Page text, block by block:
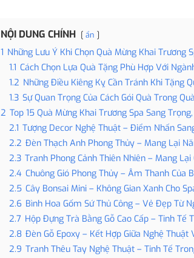
NỘI DUNG CHÍNH ẩn
1 Những Lưu Ý Khi Chọn Quà Mừng Khai Trương
1.1 Cách Chọn Lựa Quà Tặng Phù Hợp Với
1.2 Những Điều Kiêng Kỵ Cần Tránh Khi Tặng
1.3 Sự Quan Trọng Của Cách Gói Quà Trong
2 Top 15 Quà Mừng Khai Trương Spa Sang
2.1 Tượng Decor Nghệ Thuật – Điểm Nhấn
2.2 Đèn Thạch Anh Phong Thủy – Mang Lại
2.3 Tranh Phong Cảnh Thiên Nhiên – Mang Lại
2.4 Chuông Gió Phong Thủy – Âm Thanh Của
2.5 Cây Bonsai Mini – Không Gian Xanh Cho
2.6 Bình Hoa Gốm Sứ Thủ Công – Vẻ Đẹp Từ
2.7 Hộp Đựng Trà Bằng Gỗ Cao Cấp – Tinh Tế
2.8 Đèn Gỗ Epoxy – Kết Hợp Giữa Nghệ Thuật
2.9 Tranh Thêu Tay Nghệ Thuật – Tinh Tế